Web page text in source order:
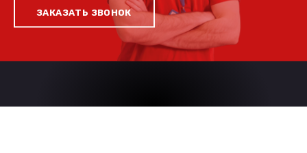
ЗАКАЗАТЬ ЗВОНОК